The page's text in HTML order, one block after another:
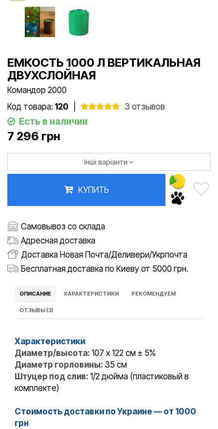
ЕМКОСТЬ 1000 Л ВЕРТИКАЛЬНАЯ
ДВУХСЛОЙНАЯ
Командор 2000
Код товара: 120 3 отзывов
Есть в наличии
7 296 грн
Інші варіанти
КУПИТЬ
Самовывоз со склада
Адресная доставка
Доставка Новая Почта/Деливери/Укрпочта
Бесплатная доставка по Киеву от 5000 грн.
ОПИСАНИЕ ХАРАКТЕРИСТИКИ РЕКОМЕНДУЕМ
ОТЗЫВЫ (3)
Характеристики
Диаметр/высота: 107 x 122 см ± 5%
Диаметр горловины: 35 см
Штуцер под слив: 1/2 дюйма (пластиковый в
комплекте)
Стоимость доставки по Украине — от 1000
грн